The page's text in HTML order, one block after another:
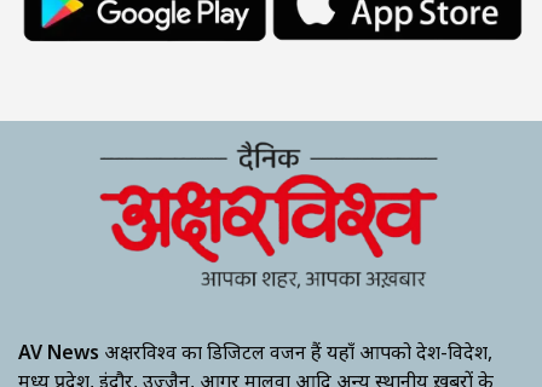
AV News अक्षरविश्व का डिजिटल वर्जन हैं यहाँ आपको देश-विदेश,
मध्य प्रदेश, इंदौर, उज्जैन, आगर मालवा आदि अन्य स्थानीय ख़बरों के